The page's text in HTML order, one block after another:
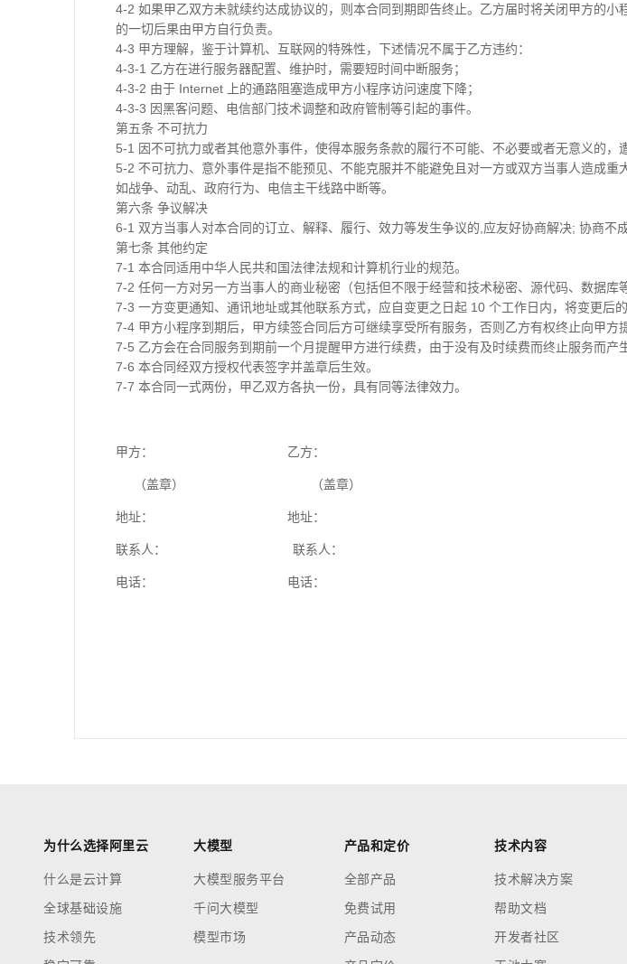
4-2 如果甲乙双方未就续约达成协议的，则本合同到期即告终止。乙方届时将关闭甲方的
的一切后果由甲方自行负责。
4-3 甲方理解，鉴于计算机、互联网的特殊性，下述情况不属于乙方违约：
4-3-1 乙方在进行服务器配置、维护时，需要短时间中断服务；
4-3-2 由于 Internet 上的通路阻塞造成甲方小程序访问速度下降；
4-3-3 因黑客问题、电信部门技术调整和政府管制等引起的事件。
第五条 不可抗力
5-1 因不可抗力或者其他意外事件，使得本服务条款的履行不可能、不必要或者无意义的，
5-2 不可抗力、意外事件是指不能预见、不能克服并不能避免且对一方或双方当事人造成
如战争、动乱、政府行为、电信主干线路中断等。
第六条 争议解决
6-1 双方当事人对本合同的订立、解释、履行、效力等发生争议的,应友好协商解决; 协商不
第七条 其他约定
7-1 本合同适用中华人民共和国法律法规和计算机行业的规范。
7-2 任何一方对另一方当事人的商业秘密（包括但不限于经营和技术秘密、源代码、数据库
7-3 一方变更通知、通讯地址或其他联系方式，应自变更之日起 10 个工作日内，将变更后
7-4 甲方小程序到期后，甲方续签合同后方可继续享受所有服务，否则乙方有权终止向甲方
7-5 乙方会在合同服务到期前一个月提醒甲方进行续费，由于没有及时续费而终止服务而产
7-6 本合同经双方授权代表签字并盖章后生效。
7-7 本合同一式两份，甲乙双方各执一份，具有同等法律效力。
甲方： 乙方：
（盖章） （盖章）
地址： 地址：
联系人： 联系人：
电话： 电话：
为什么选择阿里云
什么是云计算
全球基础设施
技术领先
大模型
大模型服务平台
千问大模型
模型市场
产品和定价
全部产品
免费试用
产品动态
技术内容
技术解决方案
帮助文档
开发者社区